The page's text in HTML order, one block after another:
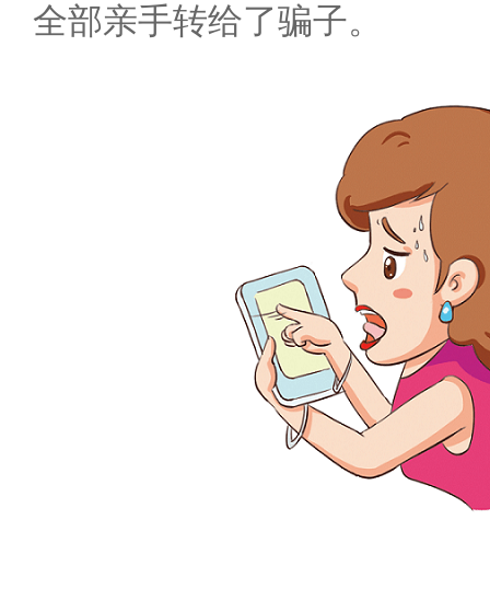
全部亲手转给了骗子。